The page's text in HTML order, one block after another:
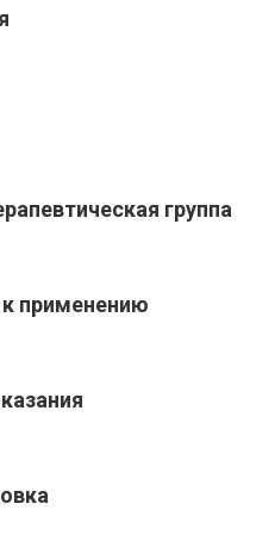
группа
применению